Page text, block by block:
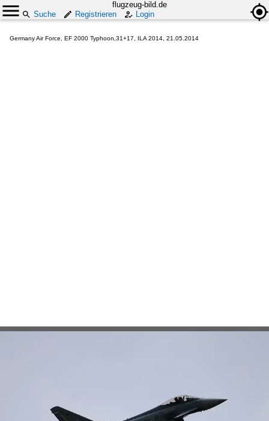
flugzeug-bild.de
Suche
Registrieren Login
Germany Air Force, EF 2000 Typhoon,31+17, ILA 2014, 21.05.2014